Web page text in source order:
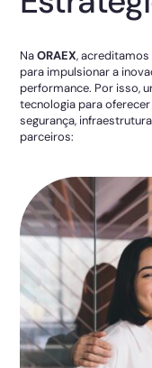
NaORAEX,
para impulsionar a
performance. Por isso,
tecnologia para
segurança,
parceiros: